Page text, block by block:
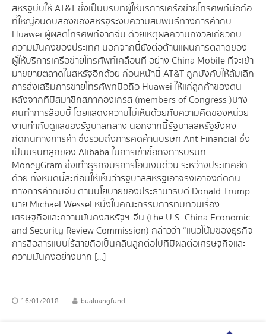
สหรัฐบีบให้ AT&T ซึ่งเป็นบริษัทผู้ให้บริการเครือข่ายโทรศัพท์มือถือ
ที่ใหญ่อันดับสองของสหรัฐระงับความสัมพันธ์ทางการค้ากับ
Huawei ผู้ผลิตโทรศัพท์จากจีน ด้วยเหตุผลความกังวลเกี่ยวกับ
ความมั่นคงของประเทศ นอกจากนี้ยังต่อต้านแผนการตลาดของ
ผู้ให้บริการเครือข่ายโทรศัพท์เคลื่อนที่ อย่าง China Mobile ที่จะเข้า
มาขยายตลาดในสหรัฐอีกด้วย ก่อนหน้านี้ AT&T ถูกบังคับให้ล้มเลิก
การส่งเสริมการขายโทรศัพท์มือถือ Huawei ให้แก่ลูกค้าของตน
หลังจากที่มีสมาชิกสภาคองเกรส (members of Congress )บาง
คนทำการล็อบบี้ โดยแสดงความไม่เห็นด้วยกับความคิดของหน่วย
งานกำกับดูแลของรัฐบาลกลาง นอกจากนี้รัฐบาลสหรัฐยังคง
กีดกันทางการค้า ซึ่งรวมถึงการคัดค้านบริษัท Ant Financial ซึ่ง
เป็นบริษัทลูกของ Alibaba ในการเข้าซื้อกิจการบริษัท
MoneyGram ซึ่งเทำธุรกิจบริการโอนเงินด่วน ระหว่างประเทศอีก
ด้วย ทั้งหมดนี้สะท้อนให้เห็นว่ารัฐบาลสหรัฐเอาจริงเอาจังกีดกัน
ทางการค้ากับจีน ตามนโยบายของประธานาธิบดี Donald Trump
นาย Michael Wessel หนึ่งในคณะกรรมการทบทวนเรื่อง
เศรษฐกิจและความมั่นคงสหรัฐฯ-จีน (the U.S.-China Economic
and Security Review Commission) กล่าวว่า “แนวโน้มของธุรกิจ
การสื่อสารแบบไร้สายถือเป็นคลื่นลูกต่อไปที่มีผลต่อเศรษฐกิจและ
ความมั่นคงอย่างมาก […]
16/01/2018 bualuangfund